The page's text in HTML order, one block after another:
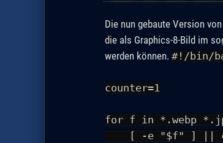
Die nun gebaute Version
die als Graphics-8-Bild im
werden können. #!/bin/
counter=1
for f in *.webp
[ -e "$f" ] ||